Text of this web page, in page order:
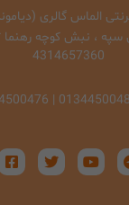
الماس گالری
سپه ، نبش کوچه رهنما
4314657360
01344500486 |